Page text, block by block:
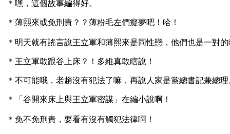
＊嘿，這個故事編得好。
＊薄熙來或免刑責？？薄粉毛左們癡夢吧！哈！
＊明天就有謠言說王立軍和薄熙來是同性戀，他們也是一對的
＊王立軍敢跟谷上床？！多維真敢瞎說！
＊不可能哦，老趙沒有犯法了嘛，再說人家是黨總書記兼總理
＊「谷開來床上與王立軍密謀」在編小說啊！
＊免不免刑責，要看有沒有觸犯法律啊！